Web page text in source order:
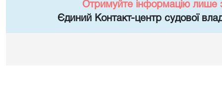
Отримуйте інформацію лише
Єдиний Контакт-центр судової